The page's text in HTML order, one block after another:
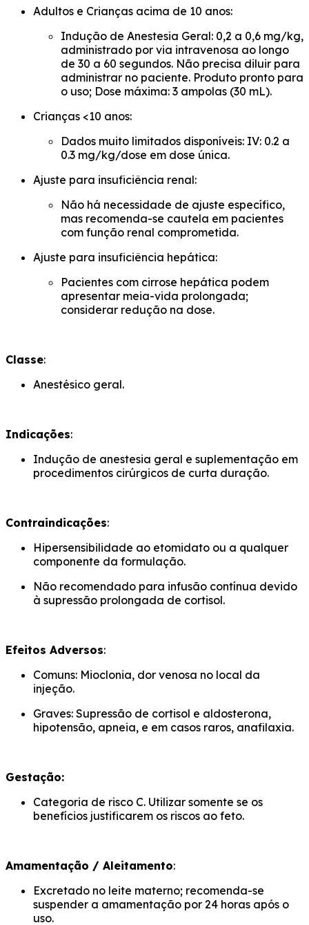
Adultos e Crianças acima de 10 anos:
Indução de Anestesia Geral: 0,2 a 0,6 mg/kg,
administrado por via intravenosa ao longo
de 30 a 60 segundos. Não precisa diluir para
administrar no paciente. Produto pronto para
o uso; Dose máxima: 3 ampolas (30 mL).
Crianças <10 anos:
Dados muito limitados disponíveis: IV: 0.2 a
0.3 mg/kg/dose em dose única.
Ajuste para insuficiência renal:
Não há necessidade de ajuste específico,
mas recomenda-se cautela em pacientes
com função renal comprometida.
Ajuste para insuficiência hepática:
Pacientes com cirrose hepática podem
apresentar meia-vida prolongada;
considerar redução na dose.
Classe:
Anestésico geral.
Indicações:
Indução de anestesia geral e suplementação em
procedimentos cirúrgicos de curta duração.
Contraindicações:
Hipersensibilidade ao etomidato ou a qualquer
componente da formulação.
Não recomendado para infusão contínua devido
à supressão prolongada de cortisol.
Efeitos Adversos:
Comuns: Mioclonia, dor venosa no local da
injeção.
Graves: Supressão de cortisol e aldosterona,
hipotensão, apneia, e em casos raros, anafilaxia.
Gestação:
Categoria de risco C. Utilizar somente se os
benefícios justificarem os riscos ao feto.
Amamentação / Aleitamento:
Excretado no leite materno; recomenda-se
suspender a amamentação por 24 horas após o
uso.